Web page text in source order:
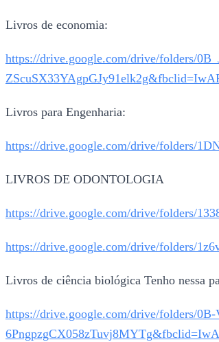
Livros de economia:
https://drive.google.com/drive/folders/
Livros para Engenharia:
https://drive.google.com/drive/folders/
LIVROS DE ODONTOLOGIA
https://drive.google.com/drive/folders/
https://drive.google.com/drive/folders/
Livros de ciência biológica Tenho nessa
https://drive.google.com/drive/folders/